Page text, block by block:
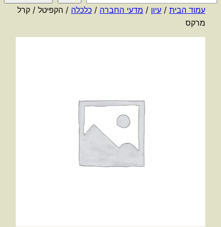
י
עמוד הבית / עיון / מדעי החברה / כלכלה / הקפיטל / קרל
מרקס